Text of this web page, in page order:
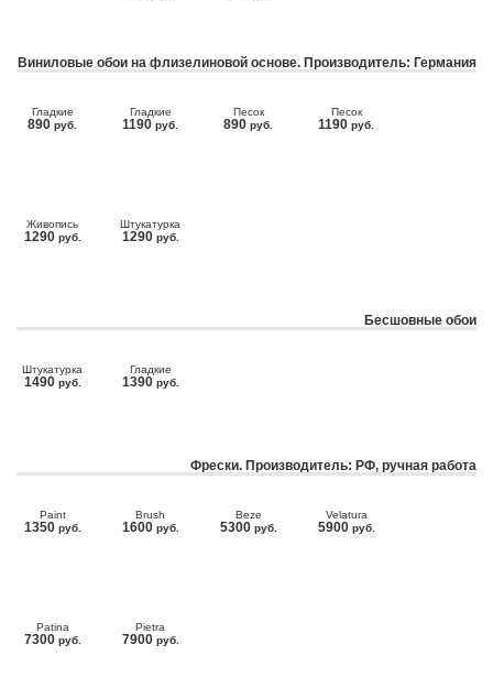
Виниловые обои на флизелиновой основе. Производитель: Германия
Гладкие
890 руб.
Гладкие
1190 руб.
Песок
890 руб.
Песок
1190 руб.
Живопись
1290 руб.
Штукатурка
1290 руб.
Бесшовные обои
Штукатурка
1490 руб.
Гладкие
1390 руб.
Фрески. Производитель: РФ, ручная работа
Paint
1350 руб.
Brush
1600 руб.
Beze
5300 руб.
Velatura
5900 руб.
Patina
7300 руб.
Pietra
7900 руб.